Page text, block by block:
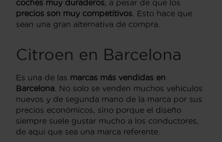
coches muy duraderos , a pesar de que los
precios son muy competitivos . Esto hace que
sean una gran alternativa de compra.
Citroen en Barcelona
Es una de las marcas más vendidas en
Barcelona . No solo se venden muchos vehículos
nuevos y de segunda mano de la marca por sus
precios económicos, sino porque el diseño
siempre suele gustar mucho a los conductores,
de aquí que sea una marca referente.